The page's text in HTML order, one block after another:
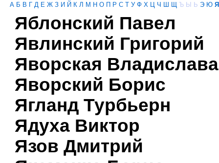
А Б В Г Д Е Ж З И Й К Л М Н О П Р С Т У Ф Х Ц Ч Ш Щ Ъ Ы Ь Э Ю Я
Яблонский Павел
Явлинский Григорий
Яворская Владислава
Яворский Борис
Ягланд Турбьерн
Ядуха Виктор
Язов Дмитрий